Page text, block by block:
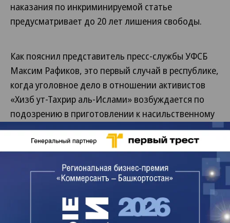
наказания по инкриминируемой статье
предусматривает до 20 лет лишения свободы.
Как пояснил представитель пресс-службы УФСБ
Максим Рафиков, это первый случай в республике,
когда уголовное дело в отношении активистов
«Хизб ут-Тахрир аль-Ислами» возбуждается по
подозрению в приготовлении к насильственному
захвату власти. В России таких дел возбуждено
всего четыре.
Обыски прошли и в квартирах других активистов.
Блогер Тагир Минибаев рассказал „Ъ“, что они
были проведены также в квартире у него, Ильдара
Ибрагимова, Динара Авдикеева, Нарда Хасанова и